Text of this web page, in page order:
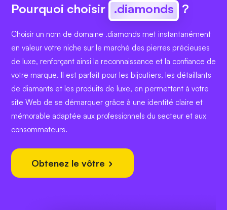
Pourquoi choisir .diamonds ?
Choisir un nom de domaine .diamonds met instantanément
en valeur votre niche sur le marché des pierres précieuses
de luxe, renforçant ainsi la reconnaissance et la confiance de
votre marque. Il est parfait pour les bijoutiers, les détaillants
de diamants et les produits de luxe, en permettant à votre
site Web de se démarquer grâce à une identité claire et
mémorable adaptée aux professionnels du secteur et aux
consommateurs.
Obtenez le vôtre